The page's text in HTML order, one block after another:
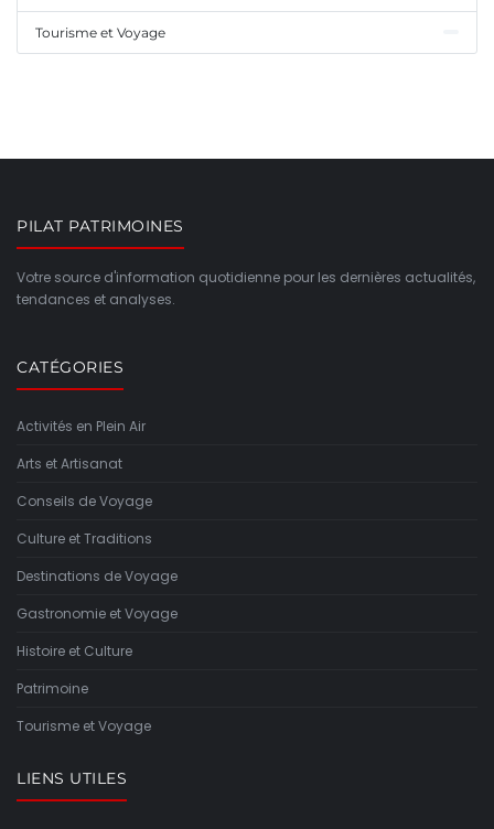
Tourisme et Voyage
PILAT PATRIMOINES
Votre source d'information quotidienne pour les dernières actualités,
tendances et analyses.
CATÉGORIES
Activités en Plein Air
Arts et Artisanat
Conseils de Voyage
Culture et Traditions
Destinations de Voyage
Gastronomie et Voyage
Histoire et Culture
Patrimoine
Tourisme et Voyage
LIENS UTILES